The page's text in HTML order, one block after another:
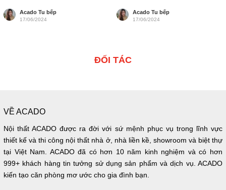
Acado Tu bếp
17/06/2024
Acado Tu bếp
17/06/2024
ĐỐI TÁC
VỀ ACADO
Nội thất ACADO được ra đời với sứ mệnh phục vụ trong lĩnh vực
thiết kế và thi công nội thất nhà ở, nhà liền kề, showroom và biệt thự
tại Việt Nam. ACADO đã có hơn 10 năm kinh nghiệm và có hơn
999+ khách hàng tin tưởng sử dụng sản phẩm và dịch vụ. ACADO
kiến tạo căn phòng mơ ước cho gia đình bạn.